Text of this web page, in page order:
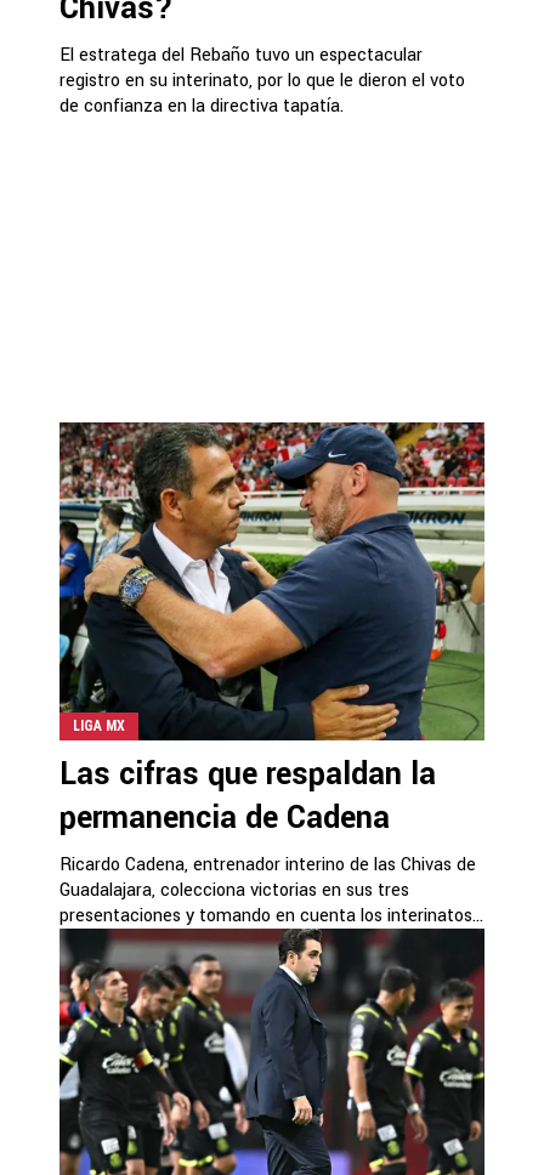
El estratega del Rebaño tuvo un espectacular
registro en su interinato, por lo que le dieron el voto
de confianza en la directiva tapatía.
LIGA MX
Las cifras que respaldan la
permanencia de Cadena
Ricardo Cadena, entrenador interino de las Chivas de
Guadalajara, colecciona victorias en sus tres
presentaciones y tomando en cuenta los interinatos...